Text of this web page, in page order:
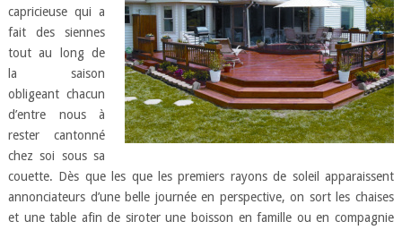
capricieuse qui a
fait des siennes
tout au long de
la saison
obligeant chacun
d’entre nous à
rester cantonné
chez soi sous sa
couette. Dès que les que les premiers rayons de soleil apparaissent
annonciateurs d’une belle journée en perspective, on sort les chaises
et une table afin de siroter une boisson en famille ou en compagnie